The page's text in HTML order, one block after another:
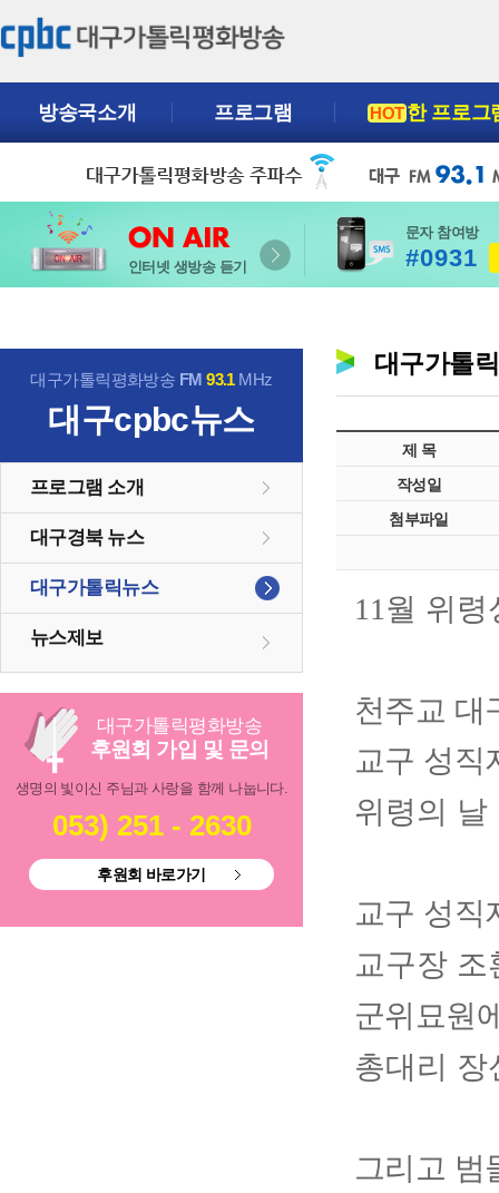
방송국소개 프로그램 HOT한 프로그
인터넷 생방송 듣기
문자 참여방
#0931
대구가톨릭평화방송 FM93.1MHz
대구cpbc뉴스
프로그램 소개
대구경북 뉴스
대구가톨릭뉴스
뉴스제보
대구가톨릭평화방송
후원회 가입 및 문의
생명의 빛이신 주님과 사랑을 함께 나눕니다.
053) 251 - 2630
후원회 바로가기
대구가톨
제 목
작성일
첨부파일
11 월 위령
천주교 대
교구 성직
위령의 날
교구 성
교구장
군위묘원
총대리 장
그리고 범